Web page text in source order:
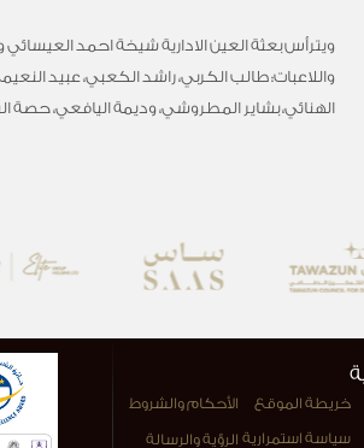
ويترأس بعثة العين الادارية شيخة احمد
واللاعبات: طالب الكربي، راشد الكعبي، عبيد
الهنائي، بشاير المطروشي، وديمة اليافعي، حصة
خريطة الموقع الأحكام والشروط
سياسة استمرارية الرؤية والرسالة